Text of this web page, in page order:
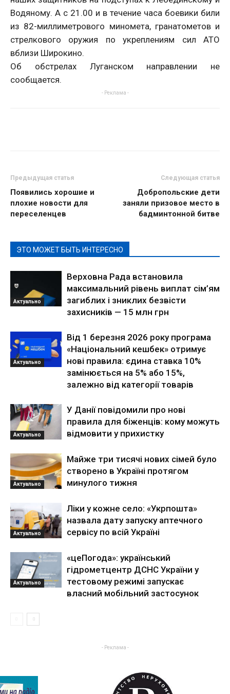
Водяному. А с 21.00 и в течение часа боевики били
из 82-миллиметрового миномета, гранатометов и
стрелкового оружия по укреплениям сил АТО
вблизи Широкино.
Об обстрелах Луганском направлении не
сообщается.
- Реклама -
Предыдущая статья
Появились хорошие и
плохие новости для
переселенцев
Следующая статья
Добропольские дети
заняли призовое место в
бадминтонной битве
ЭТО МОЖЕТ БЫТЬ ИНТЕРЕСНО
Актуально
Верховна Рада встановила
максимальний рівень виплат сім’ям
загиблих і зниклих безвісти
захисників — 15 млн грн
Актуально
Від 1 березня 2026 року програма
«Національний кешбек» отримує
нові правила: єдина ставка 10%
замінюється на 5% або 15%,
залежно від категорії товарів
Актуально
У Данії повідомили про нові
правила для біженців: кому можуть
відмовити у прихистку
Актуально
Майже три тисячі нових сімей було
створено в Україні протягом
минулого тижня
Актуально
Ліки у кожне село: «Укрпошта»
назвала дату запуску аптечного
сервісу по всій Україні
Актуально
«цеПогода»: український
гідрометцентр ДСНС України у
тестовому режимі запускає
власний мобільний застосунок
- Реклама -